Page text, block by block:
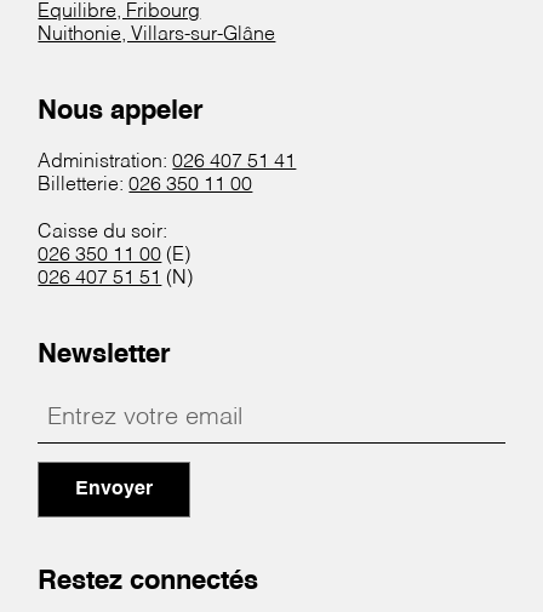
Equilibre, Fribourg
Nuithonie, Villars-sur-Glâne
Nous appeler
Administration:026 407 51 41
Billetterie:026 350 11 00
Caisse du soir:
026 350 11 00 (E)
026 407 51 51 (N)
Newsletter
Envoyer
Restez connectés